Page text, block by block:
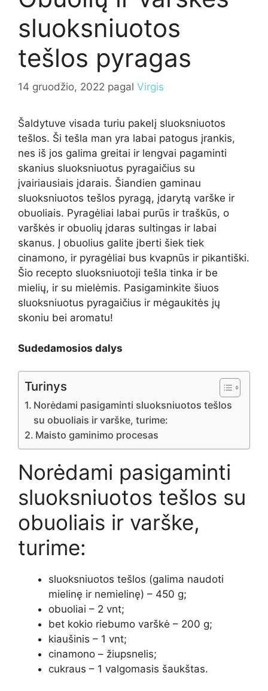
sluoksniuotos
tešlos pyragas
14 gruodžio, 2022 pagal Virgis
Šaldytuve visada turiu pakelį sluoksniuotos
tešlos. Ši tešla man yra labai patogus įrankis,
nes iš jos galima greitai ir lengvai pagaminti
skanius sluoksniuotus pyragaičius su
įvairiausiais įdarais. Šiandien gaminau
sluoksniuotos tešlos pyragą, įdarytą varške ir
obuoliais. Pyragėliai labai purūs ir traškūs, o
varškės ir obuolių įdaras sultingas ir labai
skanus. Į obuolius galite įberti šiek tiek
cinamono, ir pyragėliai bus kvapnūs ir pikantiški.
Šio recepto sluoksniuotoji tešla tinka ir be
mielių, ir su mielėmis. Pasigaminkite šiuos
sluoksniuotus pyragaičius ir mėgaukitės jų
skoniu bei aromatu!
Sudedamosios dalys
Turinys
Norėdami pasigaminti sluoksniuotos tešlos
su obuoliais ir varške, turime:
Maisto gaminimo procesas
Norėdami pasigaminti
sluoksniuotos tešlos su
obuoliais ir varške,
turime:
sluoksniuotos tešlos (galima naudoti
mielinę ir nemielinę) – 450 g;
obuoliai – 2 vnt;
bet kokio riebumo varškė – 200 g;
kiaušinis – 1 vnt;
cinamono – žiupsnelis;
cukraus – 1 valgomasis šaukštas.